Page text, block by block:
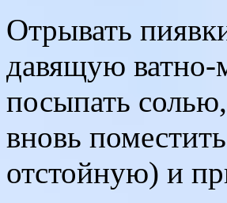
Отрывать
давящую ватно-
посыпать
вновь
отстойную) и